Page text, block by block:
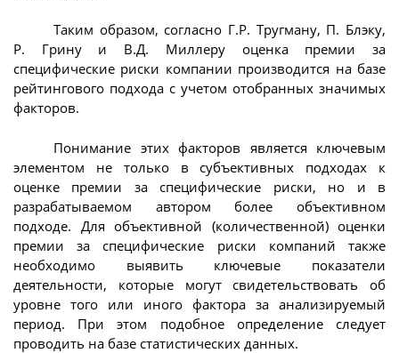
Таким образом, согласно Г.Р. Тругману, П. Блэку,
Р. Грину и В.Д. Миллеру оценка премии за
специфические риски компании производится на базе
рейтингового подхода с учетом отобранных значимых
факторов.
Понимание этих факторов является ключевым
элементом не только в субъективных подходах к
оценке премии за специфические риски, но и в
разрабатываемом автором более объективном
подходе. Для объективной (количественной) оценки
премии за специфические риски компаний также
необходимо выявить ключевые показатели
деятельности, которые могут свидетельствовать об
уровне того или иного фактора за анализируемый
период. При этом подобное определение следует
проводить на базе статистических данных.